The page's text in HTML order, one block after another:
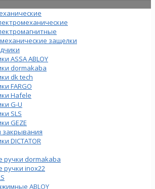
защелки
ASSA ABLOY
dormakaba
dk tech
FARGO
Hafele
G-U
SLS
GEZE
закрывания
DICTATOR
ручки dormakaba
ручки inox22
ABLOY